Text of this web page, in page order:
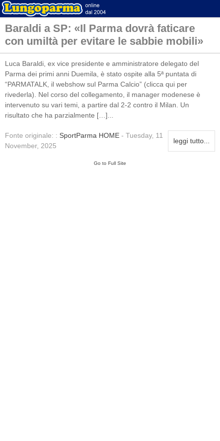
Baraldi a SP: «Il Parma dovrà faticare
con umiltà per evitare le sabbie mobili»
Luca Baraldi, ex vice presidente e amministratore delegato del
Parma dei primi anni Duemila, è stato ospite alla 5ª puntata di
“PARMATALK, il webshow sul Parma Calcio” (clicca qui per
rivederla). Nel corso del collegamento, il manager modenese è
intervenuto su vari temi, a partire dal 2-2 contro il Milan. Un
risultato che ha parzialmente […]...
leggi tutto...
Fonte originale: : SportParma HOME - Tuesday, 11
November, 2025
Go to Full Site